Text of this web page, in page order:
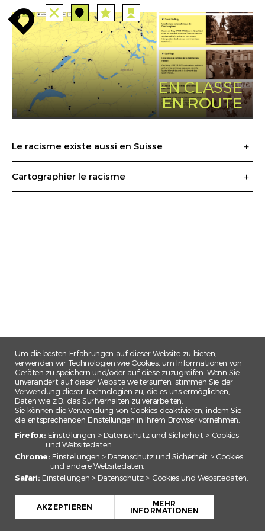
enroute enroute ALLE station STATIONEN route ROUTEN
EVENTS agenda FILTER enroute INFO
+
close station angebote anreise
EN CLASSE
EN ROUTE
Le racisme existe aussi en Suisse
Cartographier le racisme
Um die besten Erfahrungen auf dieser Website zu bieten,
verwenden wir Technologien wie Cookies, um Informationen von
Geräten zu speichern und/oder auf diese zuzugreifen. Wenn Sie
unverändert auf dieser Website weitersurfen, stimmen Sie der
Verwendung dieser Technologien zu, die es uns ermöglichen,
Daten wie z.B. das Surfverhalten zu verarbeiten.
Sie können die Verwendung von Cookies deaktivieren, indem Sie
die entsprechenden Einstellungen in Ihrem Browser vornehmen:
Firefox: Einstellungen > Datenschutz und Sicherheit > Cookies
und Websitedaten.
Chrome: Einstellungen > Datenschutz und Sicherheit > Cookies
und andere Websitedaten.
Safari: Einstellungen > Datenschutz > Cookies und Websitedaten.
AKZEPTIEREN MEHR
INFORMATIONEN